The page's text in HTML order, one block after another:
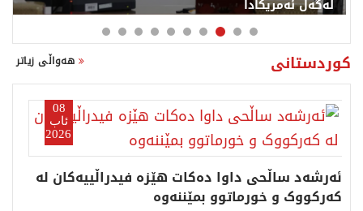
ئاڵوگۆڕ کردووە
كوردستانی
08
ئاب
2026
ئەرشەد ساڵحی داوا دەکات هێزە فیدراڵییەکان لە
کەرکووک و خورماتوو بمێننەوە